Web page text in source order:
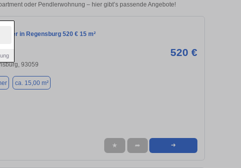
oder Pendlerwohnung – hier gibt’s passende Angebote!
in Regensburg 520 € 15 m²
520 €
93059
ca. 15,00 m²
★ ➦ ➜